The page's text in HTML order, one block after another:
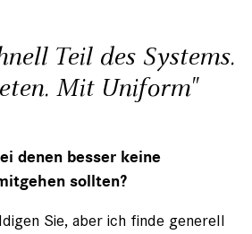
Teil des Systems.
Mit Uniform"
denen besser keine
sollten?
Sie, aber ich finde generell